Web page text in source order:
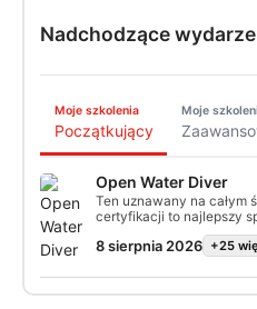
Nadchodzące
Moje szkolenia
Początkujący
Moje
Open Water Diver
Ten uznawany na całym
certyfikacji to najlepszy
rozpoczęcie przygody na
certyfikowany
połączone z sesjami
wodzie, aby zapewnić Ci
8 sierpnia 2026 +25